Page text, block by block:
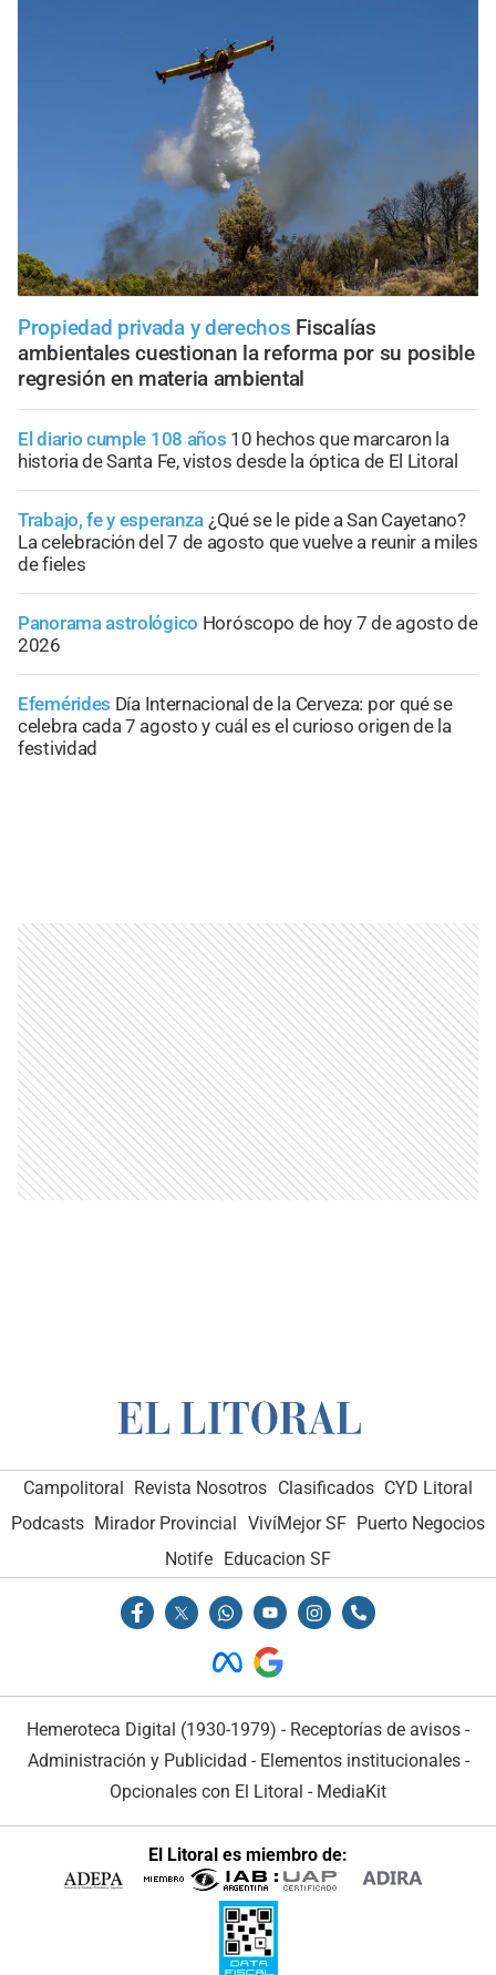
Propiedad privada y derechos Fiscalías
ambientales cuestionan la reforma por su posible
regresión en materia ambiental
El diario cumple 108 años 10 hechos que marcaron la
historia de Santa Fe, vistos desde la óptica de El Litoral
Trabajo, fe y esperanza ¿Qué se le pide a San Cayetano?
La celebración del 7 de agosto que vuelve a reunir a miles
de fieles
Panorama astrológico Horóscopo de hoy 7 de agosto de
2026
Efemérides Día Internacional de la Cerveza: por qué se
celebra cada 7 agosto y cuál es el curioso origen de la
festividad
Campolitoral Revista Nosotros Clasificados CYD Litoral
Podcasts Mirador Provincial VivíMejor SF Puerto Negocios
Notife Educacion SF
Hemeroteca Digital (1930-1979) - Receptorías de avisos -
Administración y Publicidad - Elementos institucionales-
Opcionales con El Litoral - MediaKit
El Litoral es miembro de: